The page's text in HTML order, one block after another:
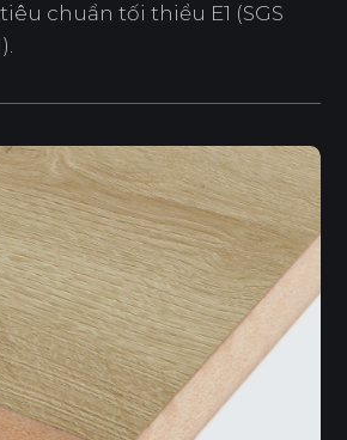
chuẩn tối thiểu E1 (SGS